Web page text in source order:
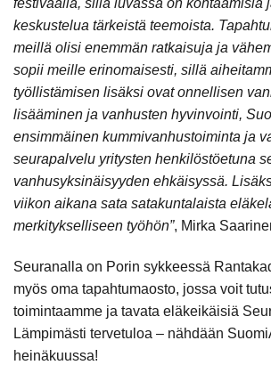
festivaalia, sillä luvassa on kohtaamisia
keskustelua tärkeistä teemoista.
meillä olisi enemmän ratkaisuja ja
sopii meille erinomaisesti, sillä
työllistämisen lisäksi ovat onnellisen
lisääminen ja vanhusten hyvinvointi,
ensimmäinen kummivanhustoiminta ja
seurapalvelu yritysten henkilöstöetuna
vanhusyksinäisyyden ehkäisyssä.
viikon aikana sata satakuntalaista
merkitykselliseen työhön”, Mirka
Seuranalla on Porin sykkeessä
myös oma tapahtumaosto, jossa voit
toimintaamme ja tavata eläkeikäisiä
Lämpimästi tervetuloa – nähdään
heinäkuussa!